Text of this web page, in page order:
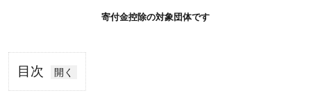
寄付金控除の対象団体です
目次
1